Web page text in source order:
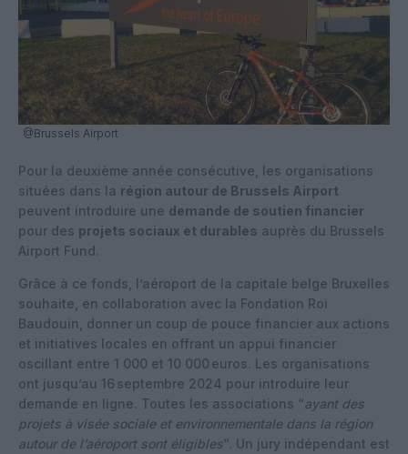
@Brussels Airport
Pour la deuxième année consécutive, les organisations
situées dans la région autour de Brussels Airport
peuvent introduire une demande de soutien financier
pour des projets sociaux et durables auprès du Brussels
Airport Fund.
Grâce à ce fonds, l’aéroport de la capitale belge Bruxelles
souhaite, en collaboration avec la Fondation Roi
Baudouin, donner un coup de pouce financier aux actions
et initiatives locales en offrant un appui financier
oscillant entre 1 000 et 10 000 euros. Les organisations
ont jusqu’au 16 septembre 2024 pour introduire leur
demande en ligne. Toutes les associations “ayant des
projets à visée sociale et environnementale dans la région
autour de l’aéroport sont éligibles“. Un jury indépendant est